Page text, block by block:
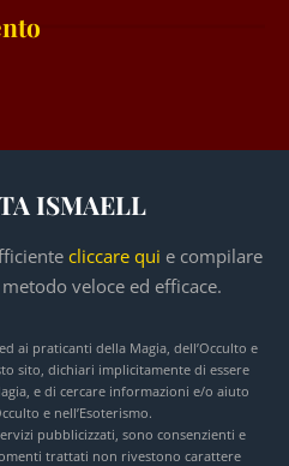
ISMAELL
cliccare qui e compilare
veloce ed efficace.
ai praticanti della Magia, dell’Occulto e
sito, dichiari implicitamente di essere
e di cercare informazioni e/o aiuto
e nell’Esoterismo.
pubblicizzati, sono consenzienti e
trattati non rivestono carattere